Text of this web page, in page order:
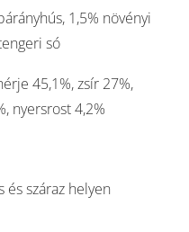
1,5% növényi
só
45,1%, zsír 27%,
nyersrost 4,2%
és száraz helyen